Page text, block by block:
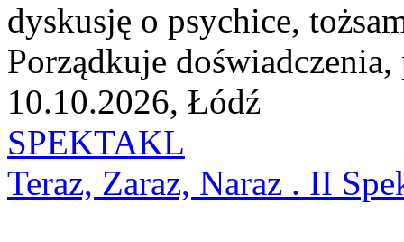
dyskusję o psychice,
Porządkuje
10.10.2026, Łódź
SPEKTAKL
Teraz, Zaraz, Naraz . II